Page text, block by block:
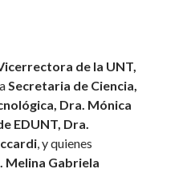
de la UNT,
Secretaria de Ciencia,
Dra. Mónica
EDUNT, Dra.
, y quienes
Melina Gabriela